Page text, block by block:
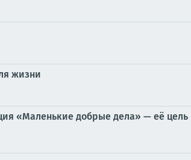
жизни
«Маленькие добрые дела» — её